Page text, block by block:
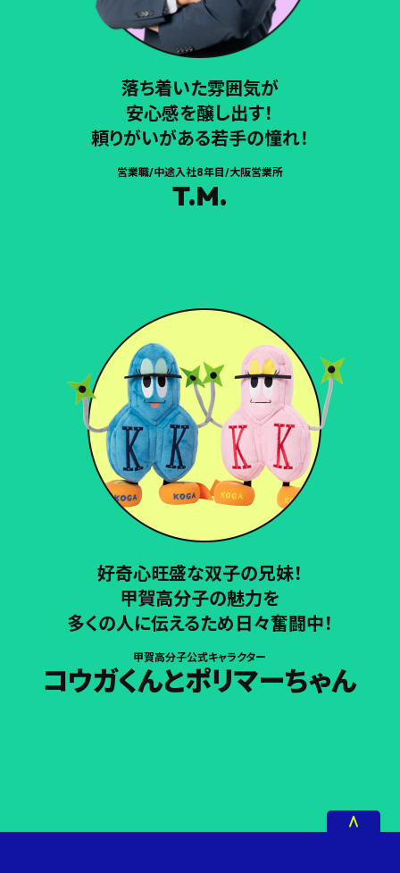
落ち着いた雰囲気が
安心感を醸し出す！
頼りがいがある若手の憧れ！
営業職/中途入社8年目/大阪営業所
T.M.
好奇心旺盛な双子の兄妹！
甲賀高分子の魅力を
多くの人に伝えるため日々奮闘中！
甲賀高分子公式キャラクター
コウガくんとポリマーちゃん